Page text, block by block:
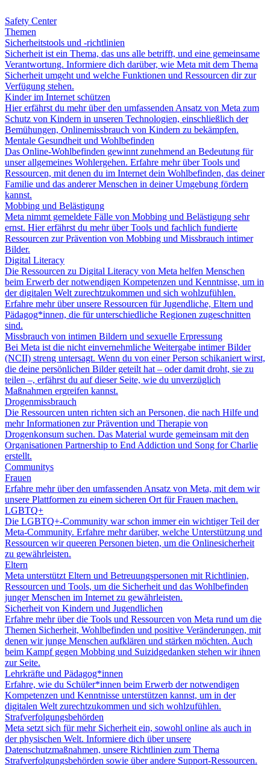
Safety Center
Themen
Sicherheitstools und -richtlinien
Sicherheit ist ein Thema, das uns alle betrifft, und eine gemeinsame
Verantwortung. Informiere dich darüber, wie Meta mit dem Thema
Sicherheit umgeht und welche Funktionen und Ressourcen dir zur
Verfügung stehen.
Kinder im Internet schützen
Hier erfährst du mehr über den umfassenden Ansatz von Meta zum
Schutz von Kindern in unseren Technologien, einschließlich der
Bemühungen, Onlinemissbrauch von Kindern zu bekämpfen.
Mentale Gesundheit und Wohlbefinden
Das Online-Wohlbefinden gewinnt zunehmend an Bedeutung für
unser allgemeines Wohlergehen. Erfahre mehr über Tools und
Ressourcen, mit denen du im Internet dein Wohlbefinden, das deiner
Familie und das anderer Menschen in deiner Umgebung fördern
kannst.
Mobbing und Belästigung
Meta nimmt gemeldete Fälle von Mobbing und Belästigung sehr
ernst. Hier erfährst du mehr über Tools und fachlich fundierte
Ressourcen zur Prävention von Mobbing und Missbrauch intimer
Bilder.
Digital Literacy
Die Ressourcen zu Digital Literacy von Meta helfen Menschen
beim Erwerb der notwendigen Kompetenzen und Kenntnisse, um in
der digitalen Welt zurechtzukommen und sich wohlzufühlen.
Erfahre mehr über unsere Ressourcen für Jugendliche, Eltern und
Pädagog*innen, die für unterschiedliche Regionen zugeschnitten
sind.
Missbrauch von intimen Bildern und sexuelle Erpressung
Bei Meta ist die nicht einvernehmliche Weitergabe intimer Bilder
(NCII) streng untersagt. Wenn du von einer Person schikaniert wirst,
die deine persönlichen Bilder geteilt hat – oder damit droht, sie zu
teilen –, erfährst du auf dieser Seite, wie du unverzüglich
Maßnahmen ergreifen kannst.
Drogenmissbrauch
Die Ressourcen unten richten sich an Personen, die nach Hilfe und
mehr Informationen zur Prävention und Therapie von
Drogenkonsum suchen. Das Material wurde gemeinsam mit den
Organisationen Partnership to End Addiction und Song for Charlie
erstellt.
Communitys
Frauen
Erfahre mehr über den umfassenden Ansatz von Meta, mit dem wir
unsere Plattformen zu einem sicheren Ort für Frauen machen.
LGBTQ+
Die LGBTQ+-Community war schon immer ein wichtiger Teil der
Meta-Community. Erfahre mehr darüber, welche Unterstützung und
Ressourcen wir queeren Personen bieten, um die Onlinesicherheit
zu gewährleisten.
Eltern
Meta unterstützt Eltern und Betreuungspersonen mit Richtlinien,
Ressourcen und Tools, um die Sicherheit und das Wohlbefinden
junger Menschen im Internet zu gewährleisten.
Sicherheit von Kindern und Jugendlichen
Erfahre mehr über die Tools und Ressourcen von Meta rund um die
Themen Sicherheit, Wohlbefinden und positive Veränderungen, mit
denen wir junge Menschen aufklären und stärken möchten. Auch
beim Kampf gegen Mobbing und Suizidgedanken stehen wir ihnen
zur Seite.
Lehrkräfte und Pädagog*innen
Erfahre, wie du Schüler*innen beim Erwerb der notwendigen
Kompetenzen und Kenntnisse unterstützen kannst, um in der
digitalen Welt zurechtzukommen und sich wohlzufühlen.
Strafverfolgungsbehörden
Meta setzt sich für mehr Sicherheit ein, sowohl online als auch in
der physischen Welt. Informiere dich über unsere
Datenschutzmaßnahmen, unsere Richtlinien zum Thema
Strafverfolgungsbehörden sowie über andere Support-Ressourcen.